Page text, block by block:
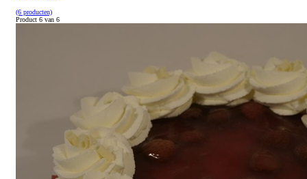
(6 producten)
Product 6 van 6